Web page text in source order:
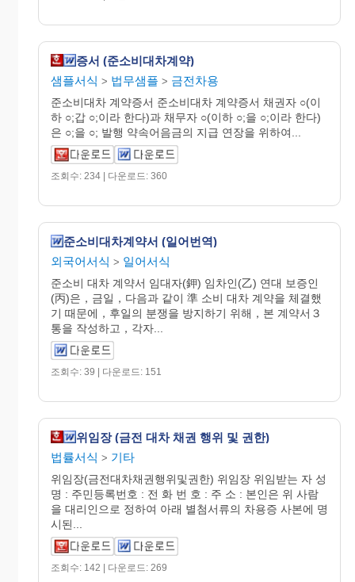
증서 (준소비대차계약)
샘플서식 > 법무샘플 > 금전차용
준소비대차 계약증서 준소비대차 계약증서 채권자 ○(이
하 ○;갑 ○;이라 한다)과 채무자 ○(이하 ○;을 ○;이라 한다)
은 ○;을 ○; 발행 약속어음금의 지급 연장을 위하여...
조회수: 234 | 다운로드: 360
준소비대차계약서 (일어번역)
외국어서식 > 일어서식
준소비 대차 계약서 임대자(鉀) 임차인(乙) 연대 보증인
(丙)은，금일，다음과 같이 準 소비 대차 계약을 체결했
기 때문에，후일의 분쟁을 방지하기 위해，본 계약서３
통을 작성하고，각자...
조회수: 39 | 다운로드: 151
위임장 (금전 대차 채권 행위 및 권한)
법률서식 > 기타
위임장(금전대차채권행위및권한) 위임장 위임받는 자 성
명 : 주민등록번호 : 전 화 번 호 : 주 소 : 본인은 위 사람
을 대리인으로 정하여 아래 별첨서류의 차용증 사본에 명
시된...
조회수: 142 | 다운로드: 269